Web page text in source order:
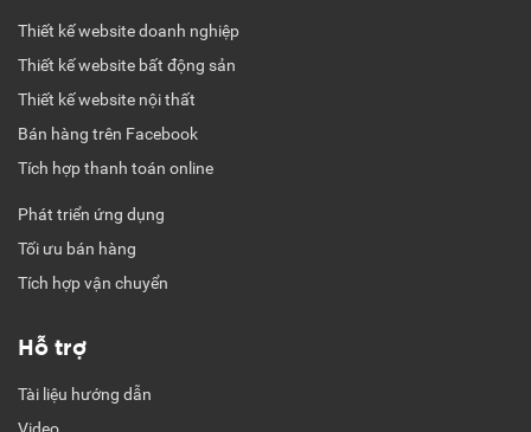
Thiết kế website doanh nghiệp
Thiết kế website bất động sản
Thiết kế website nội thất
Bán hàng trên Facebook
Tích hợp thanh toán online
Phát triển ứng dụng
Tối ưu bán hàng
Tích hợp vận chuyển
Hỗ trợ
Tài liệu hướng dẫn